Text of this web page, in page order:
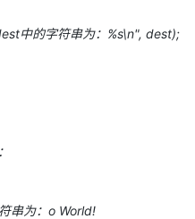
中的字符串为：%s\n", dest);
串为：o World!